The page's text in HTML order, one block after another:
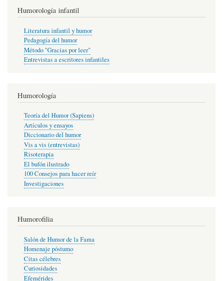
Humorología infantil
Literatura infantil y humor
Pedagogía del humor
Método "Gracias por leer"
Entrevistas a escritores infantiles
Humorología
Teoría del Humor (Sapiens)
Artículos y ensayos
Diccionario del humor
Vis a vis (entrevistas)
Risoterapia
El bufón ilustrado
100 Consejos para hacer reír
Investigaciones
Humorofilia
Salón de Humor de la Fama
Homenaje póstumo
Citas célebres
Curiosidades
Efemérides